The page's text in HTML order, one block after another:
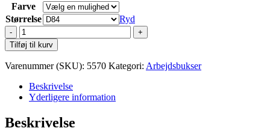
Farve
Størrelse
Ryd
ProJob
5570
Buks
med
stretchpanel
antal
Tilføj til kurv
Varenummer (SKU): 5570 Kategori: Arbejdsbukser
Beskrivelse
Yderligere information
Beskrivelse